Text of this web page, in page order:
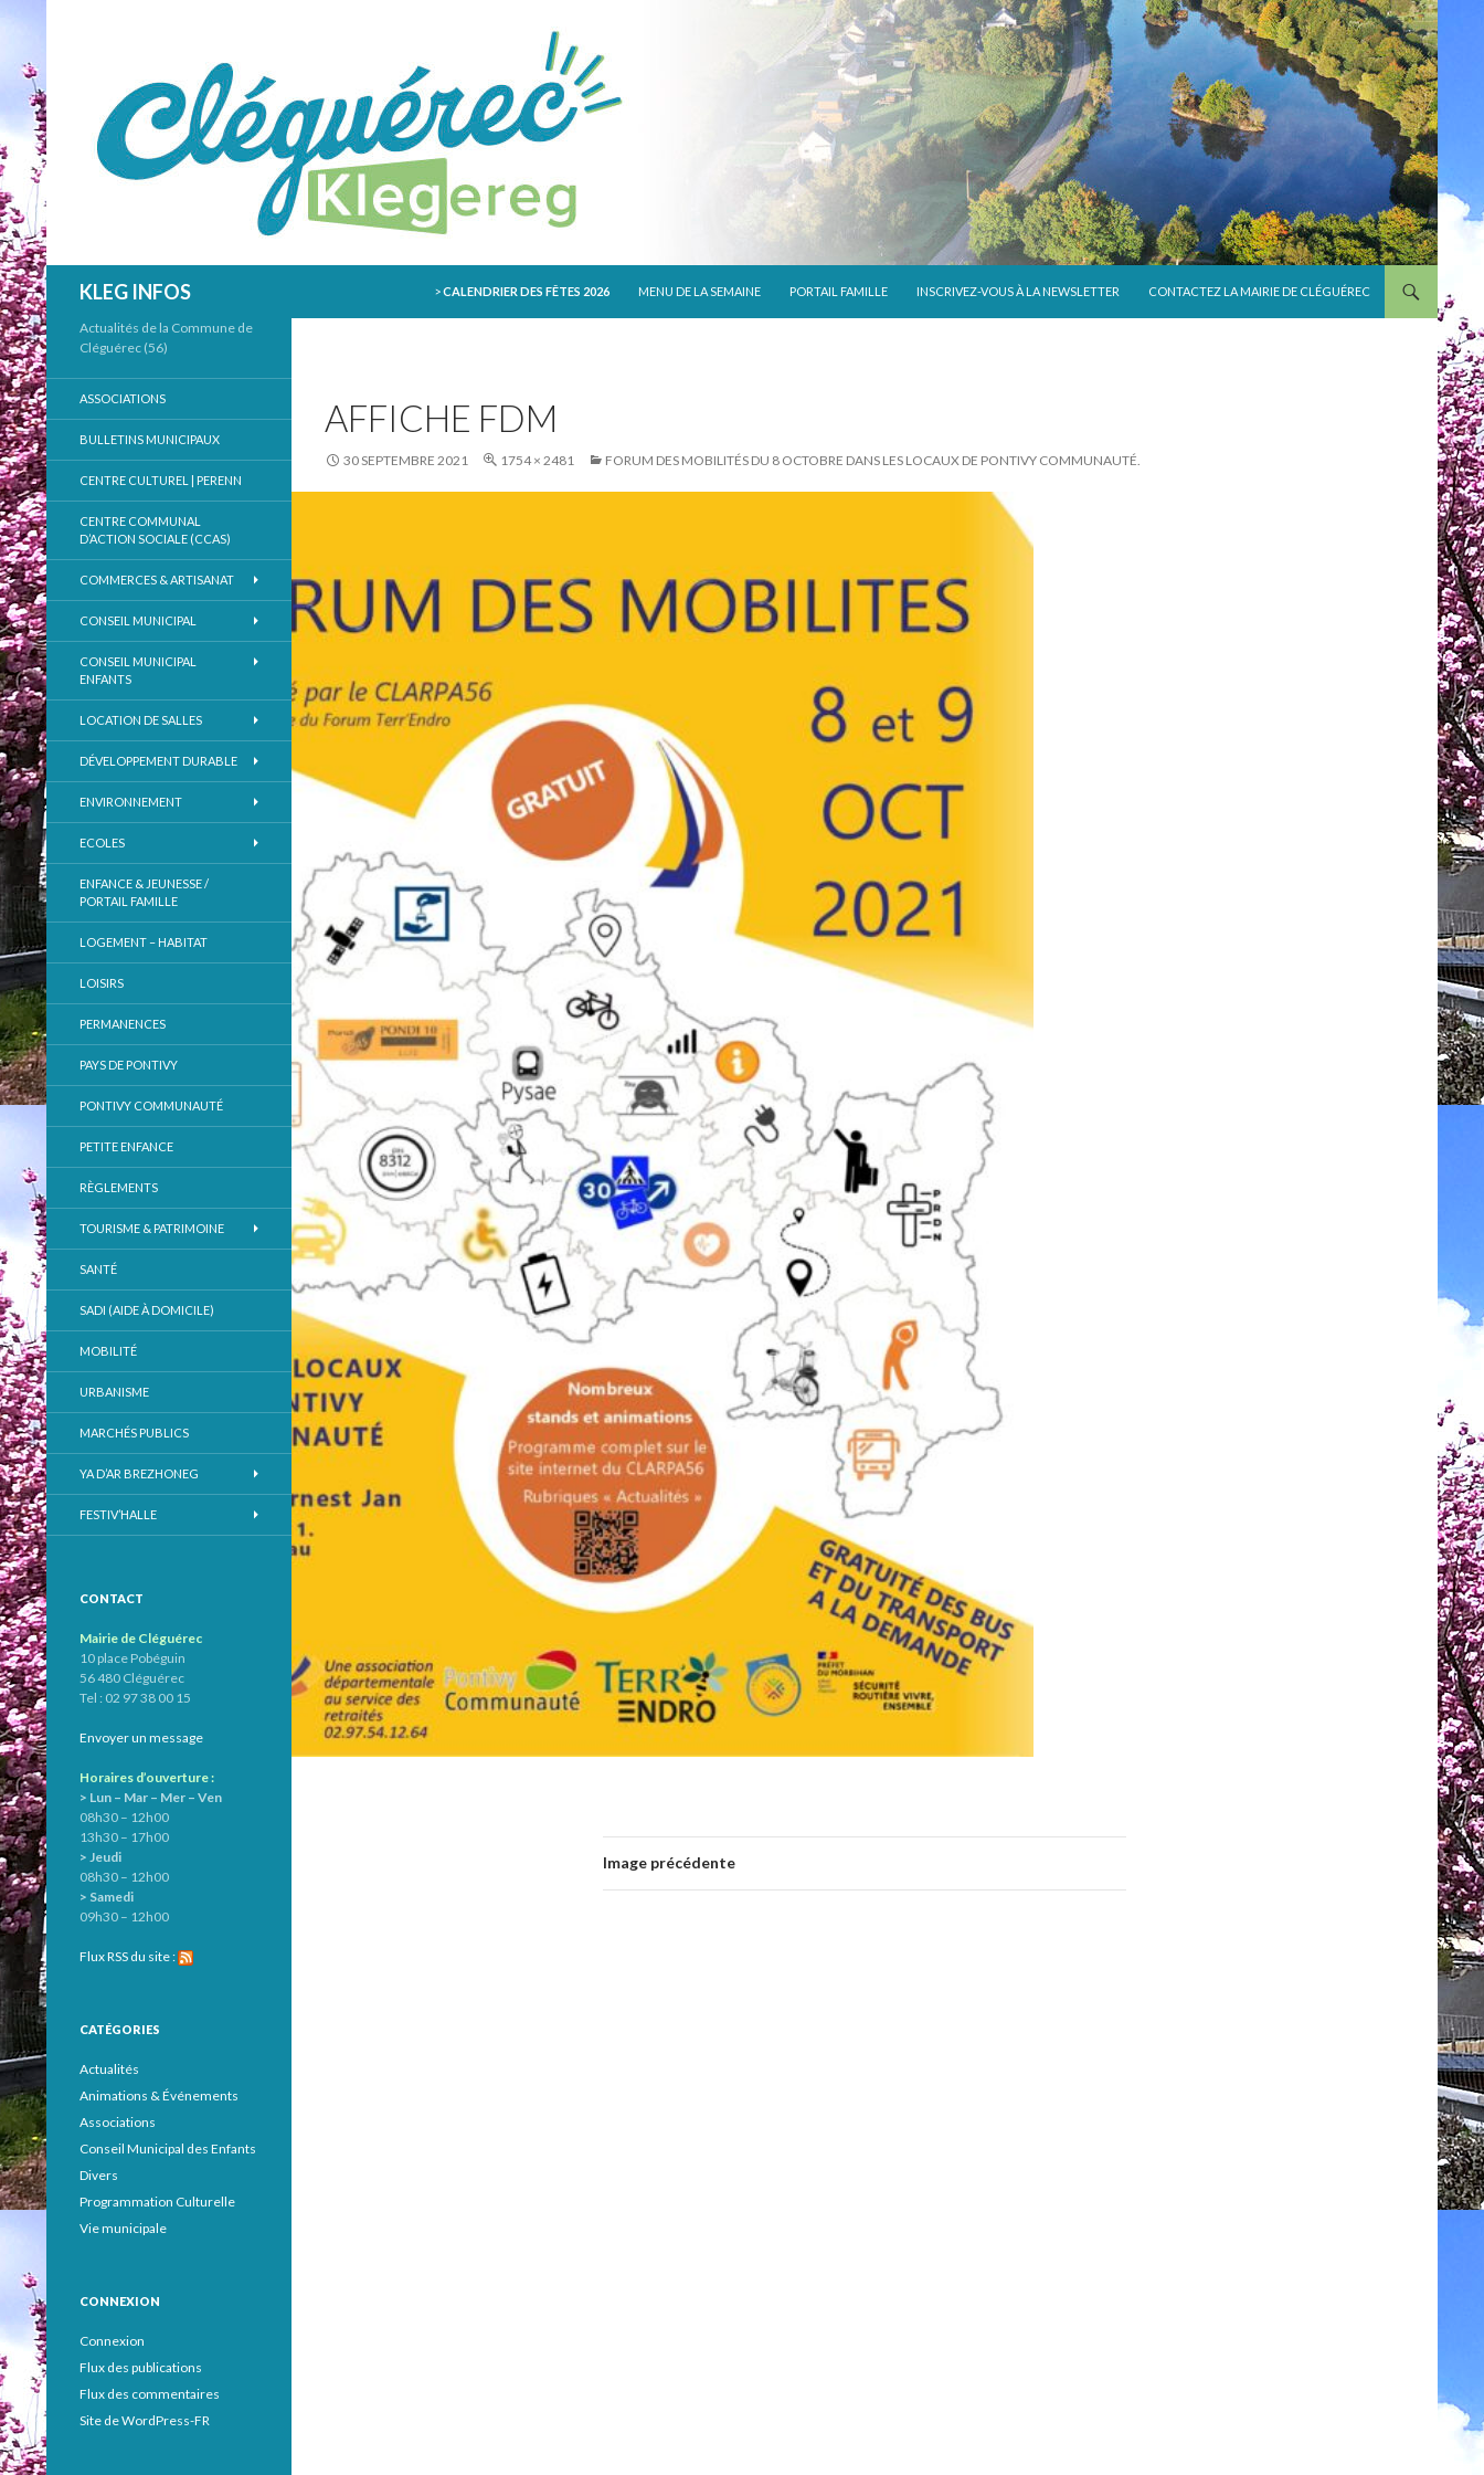
KLEG INFOS
>CALENDRIER DES FÊTES 2026 MENU DE LA SEMAINE PORTAIL FAMILLE INSCRIVEZ-VOUS À LA NEWSLETTER CONTACTEZ LA MAIRIE DE CLÉGUÉREC
AFFICHE FDM
30 SEPTEMBRE 2021 1754 × 2481 FORUM DES MOBILITÉS DU 8 OCTOBRE DANS LES LOCAUX DE PONTIVY COMMUNAUTÉ.
Image précédente
Actualités de la Commune de
Cléguérec (56)
ASSOCIATIONS
BULLETINS MUNICIPAUX
CENTRE CULTUREL | PERENN
CENTRE COMMUNAL
D’ACTION SOCIALE (CCAS)
COMMERCES & ARTISANAT
CONSEIL MUNICIPAL
CONSEIL MUNICIPAL
ENFANTS
LOCATION DE SALLES
DÉVELOPPEMENT DURABLE
ENVIRONNEMENT
ECOLES
ENFANCE & JEUNESSE /
PORTAIL FAMILLE
LOGEMENT – HABITAT
LOISIRS
PERMANENCES
PAYS DE PONTIVY
PONTIVY COMMUNAUTÉ
PETITE ENFANCE
RÈGLEMENTS
TOURISME & PATRIMOINE
SANTÉ
SADI (AIDE À DOMICILE)
MOBILITÉ
URBANISME
MARCHÉS PUBLICS
YA D’AR BREZHONEG
FESTIV’HALLE
CONTACT
Mairie de Cléguérec
10 place Pobéguin
56 480 Cléguérec
Tel : 02 97 38 00 15
Envoyer un message
Horaires d’ouverture :
> Lun – Mar – Mer – Ven
08h30 – 12h00
13h30 – 17h00
> Jeudi
08h30 – 12h00
> Samedi
09h30 – 12h00
Flux RSS du site :
CATÉGORIES
Actualités
Animations & Événements
Associations
Conseil Municipal des Enfants
Divers
Programmation Culturelle
Vie municipale
CONNEXION
Connexion
Flux des publications
Flux des commentaires
Site de WordPress-FR